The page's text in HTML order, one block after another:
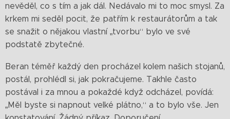
nevěděl, co s tím a jak dál. Nedávalo mi to moc smysl. Za
krkem mi seděl pocit, že patřím k restaurátorům a tak
se snažit o nějakou vlastní „tvorbu“ bylo ve své
podstatě zbytečné.
Beran téměř každý den procházel kolem našich stojanů,
postál, prohlédl si, jak pokračujeme. Takhle často
postával i za mnou a pokaždé když odcházel, povídá:
„Měl byste si napnout velké plátno,“ a to bylo vše. Jen